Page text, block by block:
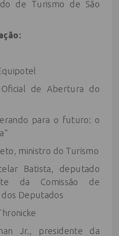
de Turismo de São
de Abertura do
para o futuro: o
ministro do Turismo
Batista, deputado
da Comissão de
dos Deputados
Jr., presidente da